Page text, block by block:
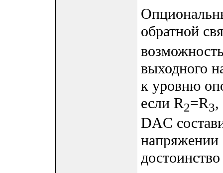
обратной
выходного
к уровню
если R2=R3,
DAC
напряжении